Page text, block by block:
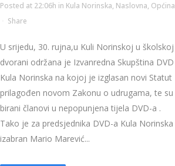
Posted at 22:06h in Kula Norinska, Naslovna, Općina
Share
U srijedu, 30. rujna,u Kuli Norinskoj u školskoj
dvorani održana je Izvanredna Skupština DVD
Kula Norinska na kojoj je izglasan novi Statut
prilagođen novom Zakonu o udrugama, te su
birani članovi u nepopunjena tijela DVD-a .
Tako je za predsjednika DVD-a Kula Norinska
izabran Mario Marević...